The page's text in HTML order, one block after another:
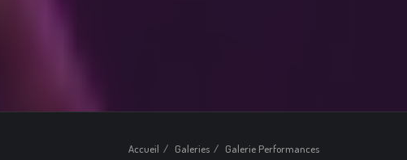
Accueil Galeries Galerie Performances